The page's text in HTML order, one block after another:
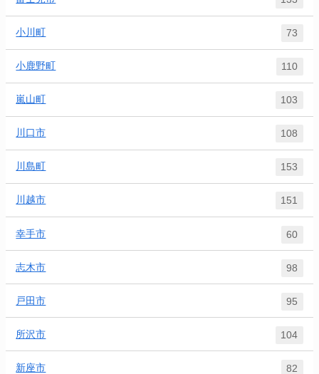
小川町 73
小鹿野町 110
嵐山町 103
川口市 108
川島町 153
川越市 151
幸手市 60
志木市 98
戸田市 95
所沢市 104
新座市 82